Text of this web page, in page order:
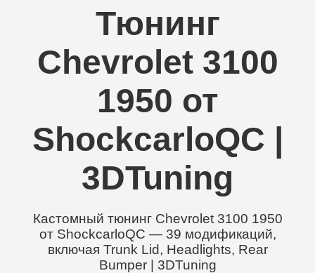
Тюнинг
Chevrolet 3100
1950 от
ShockcarloQC |
3DTuning
Кастомный тюнинг Chevrolet 3100 1950
от ShockcarloQC — 39 модификаций,
включая Trunk Lid, Headlights, Rear
Bumper | 3DTuning